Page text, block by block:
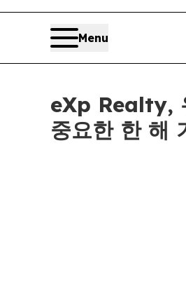
Menu
eXp Realty,
중요한 한 해